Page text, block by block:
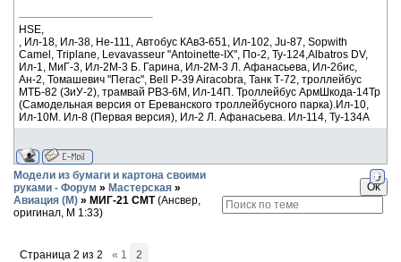
HSE,
, Ил-18, Ил-38, He-111, Автобус КАвЗ-651, Ил-102, Ju-87, Sopwith
Camel, Triplane, Levavasseur "Antoinette-IX", По-2, Ту-124,Albatros DV,
Ил-1, МиГ-3, Ил-2М-3 Б. Гарина, Ил-2М-3 Л. Афанасьева, Ил-2бис,
Ан-2, Томашевич "Пегас", Bell P-39 Airacobra, Танк Т-72, троллейбус
МТБ-82 (ЗиУ-2), трамвай РВЗ-6М, Ил-14П. Троллейбус АрмШкода-14Тр
(Самодельная версия от Ереванского троллейбусного парка).Ил-10,
Ил-10М. Ил-8 (Первая версия), Ил-2 Л. Афанасьева. Ил-114, Ту-134А
Модели из бумаги и картона своими
руками - Форум » Мастерская »
Авиация (М) » МИГ-21 СМТ (Ансвер,
оригинал, М 1:33)
Страница 2 из 2 « 1 2